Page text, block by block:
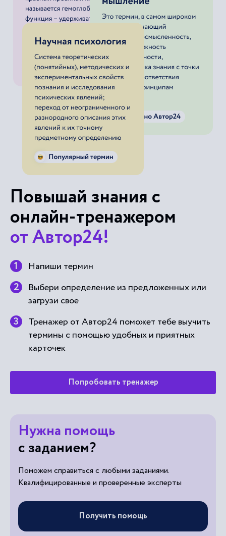
Повышай знания с
онлайн-тренажером
от Автор24!
Напиши термин
Выбери определение из предложенных или
загрузи свое
Тренажер от Автор24 поможет тебе выучить
термины с помощью удобных и приятных
карточек
Попробовать тренажер
Нужна помощь
с заданием?
Поможем справиться с любыми заданиями.
Квалифицированные и проверенные эксперты
Получить помощь